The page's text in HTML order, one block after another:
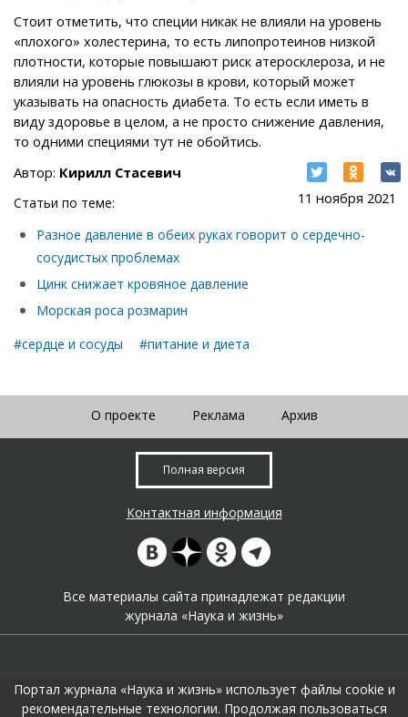
Стоит отметить, что специи никак не влияли на уровень
«плохого» холестерина, то есть липопротеинов низкой
плотности, которые повышают риск атеросклероза, и не
влияли на уровень глюкозы в крови, который может
указывать на опасность диабета. То есть если иметь в
виду здоровье в целом, а не просто снижение давления,
то одними специями тут не обойтись.
11 ноября 2021
Автор: Кирилл Стасевич
Статьи по теме:
Разное давление в обеих руках говорит о сердечно-
сосудистых проблемах
Цинк снижает кровяное давление
Морская роса розмарин
#сердце и сосуды
#питание и диета
О проекте Реклама Архив
Полная версия
Контактная информация
Все материалы сайта принадлежат редакции
журнала «Наука и жизнь»
Портал журнала «Наука и жизнь» использует файлы cookie и
рекомендательные технологии. Продолжая пользоваться